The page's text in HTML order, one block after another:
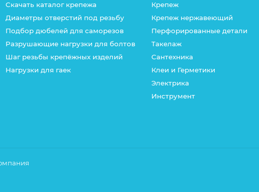
Скачать каталог крепежа
Диаметры отверстий под резьбу
Подбор дюбелей для саморезов
Разрушающие нагрузки для болтов
Шаг резьбы крепёжных изделий
Нагрузки для гаек
Крепеж
Крепеж нержавеющий
Перфорированные детали
Такелаж
Сантехника
Клеи и Герметики
Электрика
Инструмент